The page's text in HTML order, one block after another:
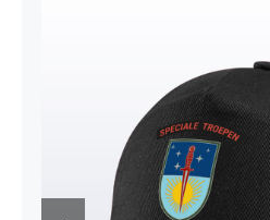
MV Print Creations